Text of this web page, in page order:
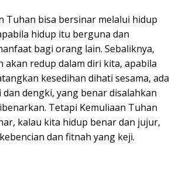
Tuhan bisa bersinar melalui hidup
hidup itu berguna dan
bagi orang lain. Sebaliknya,
akan redup dalam diri kita, apabila
kesedihan dihati sesama, ada
dengki, yang benar disalahkan
Tetapi Kemuliaan Tuhan
kalau kita hidup benar dan jujur,
dan fitnah yang keji.